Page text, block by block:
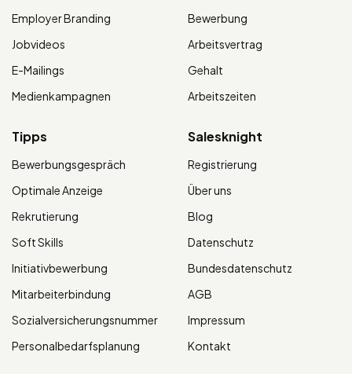
Employer Branding
Jobvideos
E-Mailings
Medienkampagnen
Bewerbung
Arbeitsvertrag
Gehalt
Arbeitszeiten
Tipps
Bewerbungsgespräch
Optimale Anzeige
Rekrutierung
Soft Skills
Initiativbewerbung
Mitarbeiterbindung
Sozialversicherungsnummer
Personalbedarfsplanung
Salesknight
Registrierung
Über uns
Blog
Datenschutz
Bundesdatenschutz
AGB
Impressum
Kontakt